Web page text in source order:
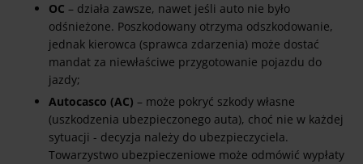
OC – działa zawsze, nawet jeśli auto nie było
odśnieżone. Poszkodowany otrzyma odszkodowanie,
jednak kierowca (sprawca zdarzenia) może dostać
mandat za niewłaściwe przygotowanie pojazdu do
jazdy;
Autocasco (AC) – może pokryć szkody własne
(uszkodzenia ubezpieczonego auta), choć nie w każdej
sytuacji - decyzja należy do ubezpieczyciela.
Towarzystwo ubezpieczeniowe może odmówić wypłaty